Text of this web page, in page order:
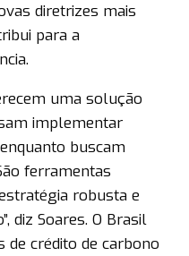
diretrizes mais
para a
uma solução
implementar
buscam
ferramentas
robusta e
diz Soares. O Brasil
crédito de carbono